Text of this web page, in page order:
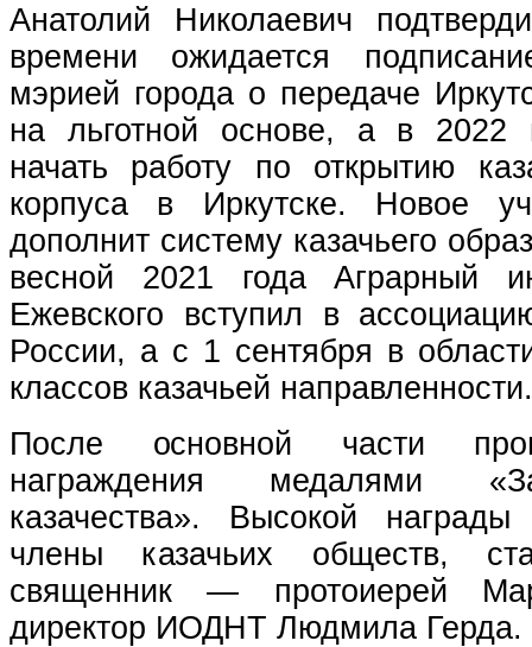
Анатолий Николаевич
времени ожидается
мэрией города о передаче
на льготной основе, а в 2022
начать работу по открытию
корпуса в Иркутске. Новое
дополнит систему казачьего
весной 2021 года Аграрный
Ежевского вступил в
России, а с 1 сентября в
классов казачьей направленности.
После основной части
награждения медалями
казачества». Высокой
члены казачьих обществ,
священник — протоиерей
директор ИОДНТ Людмила Герда.